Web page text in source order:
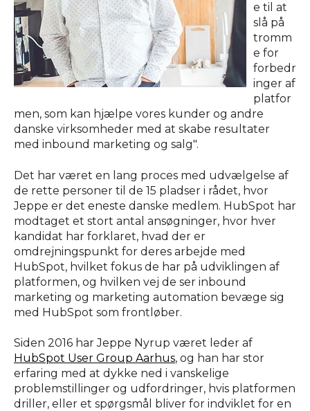
e til at
slå på
tromm
e for
forbedr
inger af
platfor
men, som kan hjælpe vores kunder og andre
danske virksomheder med at skabe resultater
med inbound marketing og salg".
Det har været en lang proces med udvælgelse af
de rette personer til de 15 pladser i rådet, hvor
Jeppe er det eneste danske medlem. HubSpot har
modtaget et stort antal ansøgninger, hvor hver
kandidat har forklaret, hvad der er
omdrejningspunkt for deres arbejde med
HubSpot, hvilket fokus de har på udviklingen af
platformen, og hvilken vej de ser inbound
marketing og marketing automation bevæge sig
med HubSpot som frontløber.
Siden 2016 har Jeppe Nyrup været leder af
HubSpot User Group Aarhus, og han har stor
erfaring med at dykke ned i vanskelige
problemstillinger og udfordringer, hvis platformen
driller, eller et spørgsmål bliver for indviklet for en